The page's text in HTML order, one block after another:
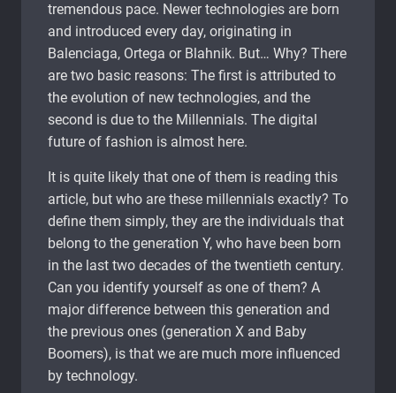
tremendous pace. Newer technologies are born
and introduced every day, originating in
Balenciaga, Ortega or Blahnik. But… Why? There
are two basic reasons: The first is attributed to
the evolution of new technologies, and the
second is due to the Millennials. The digital
future of fashion is almost here.
It is quite likely that one of them is reading this
article, but who are these millennials exactly? To
define them simply, they are the individuals that
belong to the generation Y, who have been born
in the last two decades of the twentieth century.
Can you identify yourself as one of them? A
major difference between this generation and
the previous ones (generation X and Baby
Boomers), is that we are much more influenced
by technology.